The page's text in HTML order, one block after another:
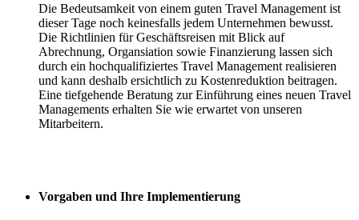
Die Bedeutsamkeit von einem guten Travel Management ist
dieser Tage noch keinesfalls jedem Unternehmen bewusst.
Die Richtlinien für Geschäftsreisen mit Blick auf
Abrechnung, Organsiation sowie Finanzierung lassen sich
durch ein hochqualifiziertes Travel Management realisieren
und kann deshalb ersichtlich zu Kostenreduktion beitragen.
Eine tiefgehende Beratung zur Einführung eines neuen Travel
Managements erhalten Sie wie erwartet von unseren
Mitarbeitern.
Vorgaben und Ihre Implementierung